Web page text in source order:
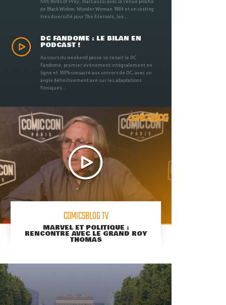
film Birds of Prey, mais aussi avec la venue proche
de Black Widow, Wonder Woman 1984 et un casting
très diversifié pour The Eternals, les ...
DC FANDOME : LE BILAN EN
PODCAST !
Au cours du weekend passé se tenait le DC
Fandome, premier évènement intégralement en
ligne et 100% consacré aux univers de DC, avec un
angle définitivement axé sur les adaptations
filmiques ...
COMICSBLOG TV
MARVEL ET POLITIQUE :
RENCONTRE AVEC LE GRAND ROY
THOMAS